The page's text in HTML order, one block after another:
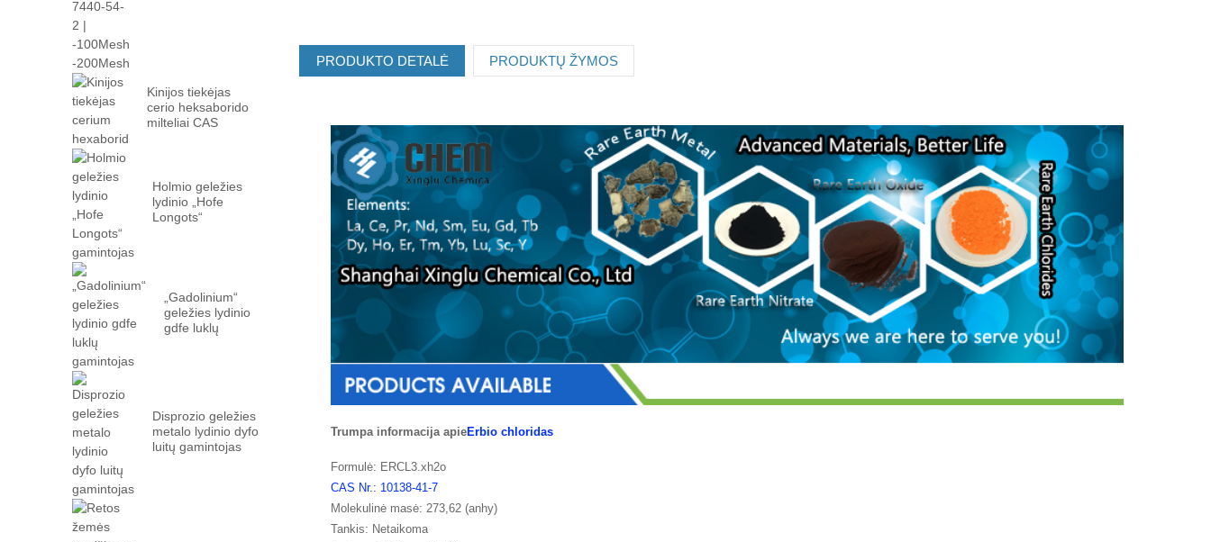
Kinijos tiekėjas
cerio heksaborido
milteliai CAS
Holmio geležies
lydinio „Hofe
Longots“
„Gadolinium“
geležies lydinio
gdfe luklų
Disprozio geležies
metalo lydinio dyfo
luitų gamintojas
PRODUKTO DETALĖ PRODUKTŲ ŽYMOS
Trumpa informacija apieErbio chloridas
Formulė: ERCL3.xh2o
CAS Nr.: 10138-41-7
Molekulinė masė: 273,62 (anhy)
Tankis: Netaikoma